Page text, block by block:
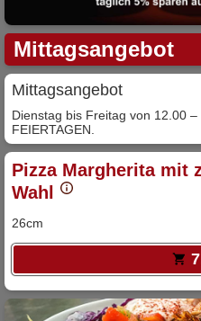
Mittagsangebot
Mittagsangebot
Dienstag bis Freitag von 12.00 –
FEIERTAGEN.
Pizza Margherita mit
Wahl
26cm